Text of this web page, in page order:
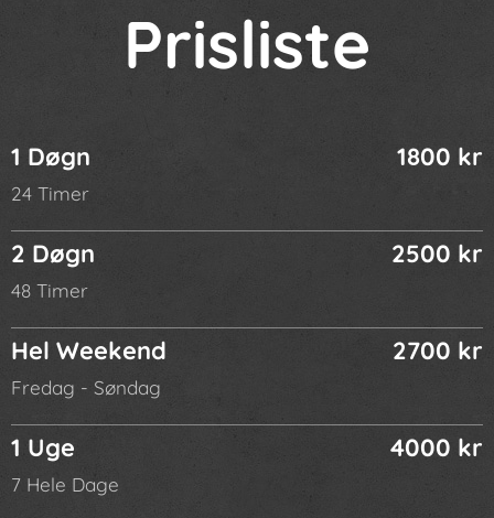
Prisliste
1 Døgn
24 Timer
1800 kr
2 Døgn
48 Timer
2500 kr
Hel Weekend
Fredag - Søndag
2700 kr
1 Uge
7 Hele Dage
4000 kr